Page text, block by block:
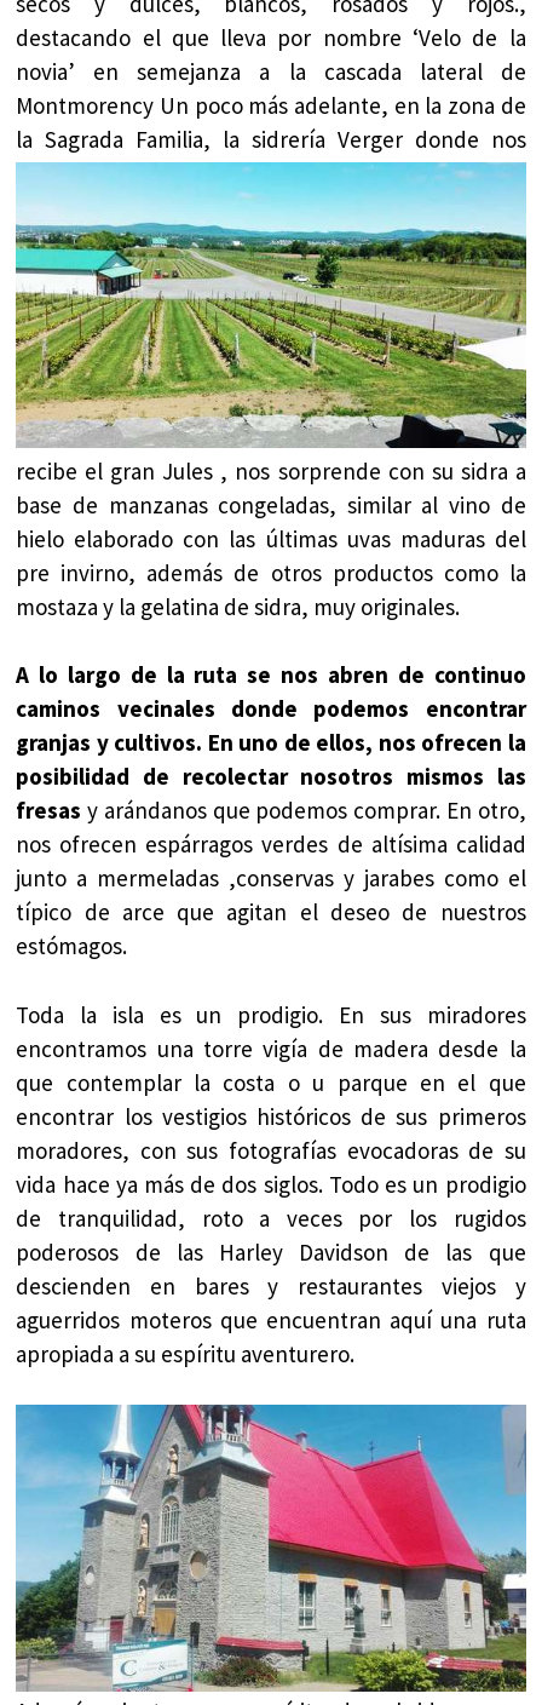
destacando el que lleva por nombre ‘Velo de la
novia’ en semejanza a la cascada lateral de
Montmorency Un poco más adelante, en la zona de
la Sagrada Familia, la sidrería Verger donde nos
recibe el gran Jules , nos sorprende con su sidra a
base de manzanas congeladas, similar al vino de
hielo elaborado con las últimas uvas maduras del
pre invirno, además de otros productos como la
mostaza y la gelatina de sidra, muy originales.
A lo largo de la ruta se nos abren de continuo
caminos vecinales donde podemos encontrar
granjas y cultivos. En uno de ellos, nos ofrecen la
posibilidad de recolectar nosotros mismos las
fresas y arándanos que podemos comprar. En otro,
nos ofrecen espárragos verdes de altísima calidad
junto a mermeladas ,conservas y jarabes como el
típico de arce que agitan el deseo de nuestros
estómagos.
Toda la isla es un prodigio. En sus miradores
encontramos una torre vigía de madera desde la
que contemplar la costa o u parque en el que
encontrar los vestigios históricos de sus primeros
moradores, con sus fotografías evocadoras de su
vida hace ya más de dos siglos. Todo es un prodigio
de tranquilidad, roto a veces por los rugidos
poderosos de las Harley Davidson de las que
descienden en bares y restaurantes viejos y
aguerridos moteros que encuentran aquí una ruta
apropiada a su espíritu aventurero.